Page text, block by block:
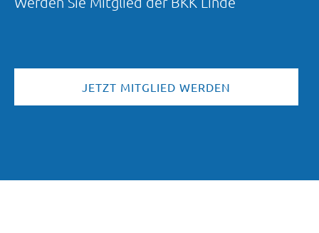
JETZT MITGLIED WERDEN